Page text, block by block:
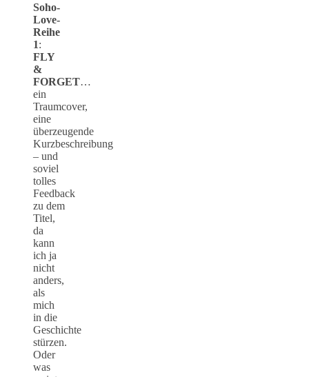
Soho-
Love-
Reihe
1:
FLY
&
FORGET…
ein
Traumcover,
eine
überzeugende
Kurzbeschreibung
– und
soviel
tolles
Feedback
zu dem
Titel,
da
kann
ich ja
nicht
anders,
als
mich
in die
Geschichte
stürzen.
Oder
was